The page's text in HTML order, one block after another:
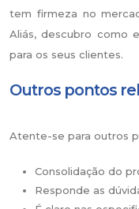
tem firmeza no
Aliás, descubro como
para os seus clientes.
Outros pontos
Atente-se para outros
Consolidação do
Responde as